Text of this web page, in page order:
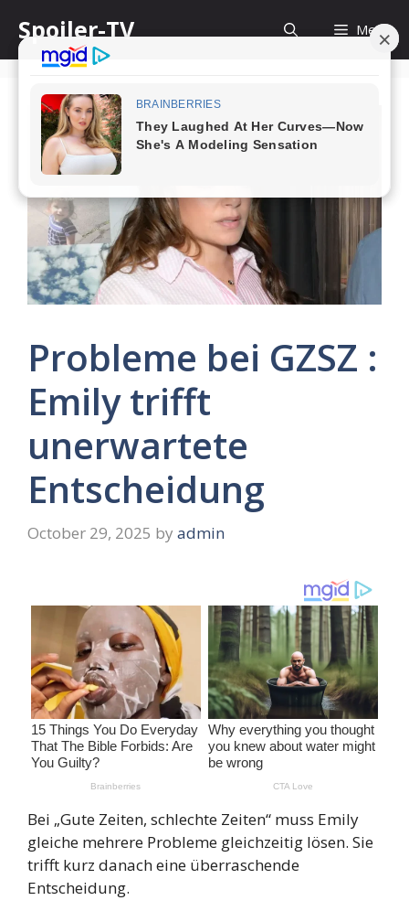
content
Spoiler-TV Menu
Probleme bei GZSZ :
Emily trifft
unerwartete
Entscheidung
October 29, 2025 by admin
Bei „Gute Zeiten, schlechte Zeiten“ muss Emily
gleiche mehrere Probleme gleichzeitig lösen. Sie
trifft kurz danach eine überraschende
Entscheidung.